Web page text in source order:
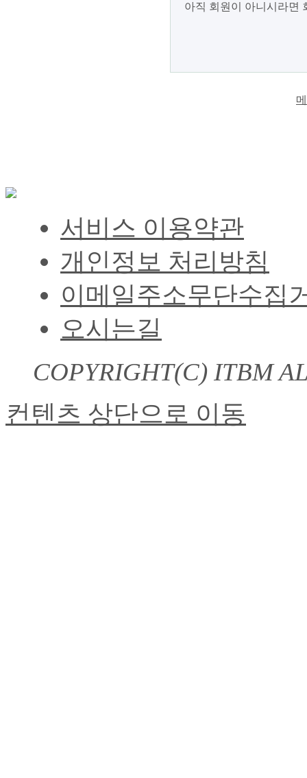
아직 회원이 아니시라면
서비스 이용약관
개인정보 처리방침
이메일주소무단수집
오시는길
COPYRIGHT(C) ITBM
컨텐츠 상단으로 이동